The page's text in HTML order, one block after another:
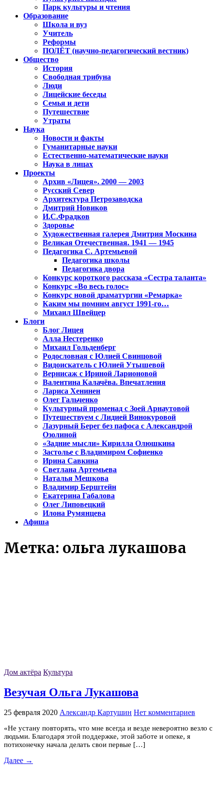
Парк культуры и чтения
Образование
Школа и вуз
Учитель
Реформы
ПОЛЁТ (научно-педагогический вестник)
Общество
История
Свободная трибуна
Люди
Лицейские беседы
Семья и дети
Путешествие
Утраты
Наука
Новости и факты
Гуманитарные науки
Естественно-математические науки
Наука в лицах
Проекты
Архив «Лицея». 2000 — 2003
Русский Север
Архитектура Петрозаводска
Дмитрий Новиков
И.С.Фрадков
Здоровье
Художественная галерея Дмитрия Москина
Великая Отечественная. 1941 — 1945
Педагогика С. Артемьевой
Педагогика школы
Педагогика двора
Конкурс короткого рассказа «Сестра таланта»
Конкурс «Во весь голос»
Конкурс новой драматургии «Ремарка»
Каким мы помним август 1991-го…
Михаил Швейцер
Блоги
Блог Лицея
Алла Нестеренко
Михаил Гольденберг
Родословная с Юлией Свинцовой
Видоискатель с Юлией Утышевой
Вернисаж с Ириной Ларионовой
Валентина Калачёва. Впечатления
Лариса Хенинен
Олег Гальченко
Культурный променад с Зоей Арнаутовой
Путешествуем с Лидией Винокуровой
Лазурный Берег без пафоса с Александрой
Озолиной
«Задние мысли» Кирилла Олюшкина
Застолье с Владимиром Софиенко
Ирина Савкина
Светлана Артемьева
Наталья Мешкова
Владимир Берштейн
Екатерина Габалова
Олег Липовецкий
Илона Румянцева
Афиша
Метка: ольга лукашова
Дом актёра Культура
Везучая Ольга Лукашова
25 февраля 2020 Александр Картушин Нет комментариев
«Не устану повторять, что мне всегда и везде невероятно везло с
людьми. Благодаря этой поддержке, этой заботе и опеке, я
потихонечку начала делать свои первые […]
Далее →